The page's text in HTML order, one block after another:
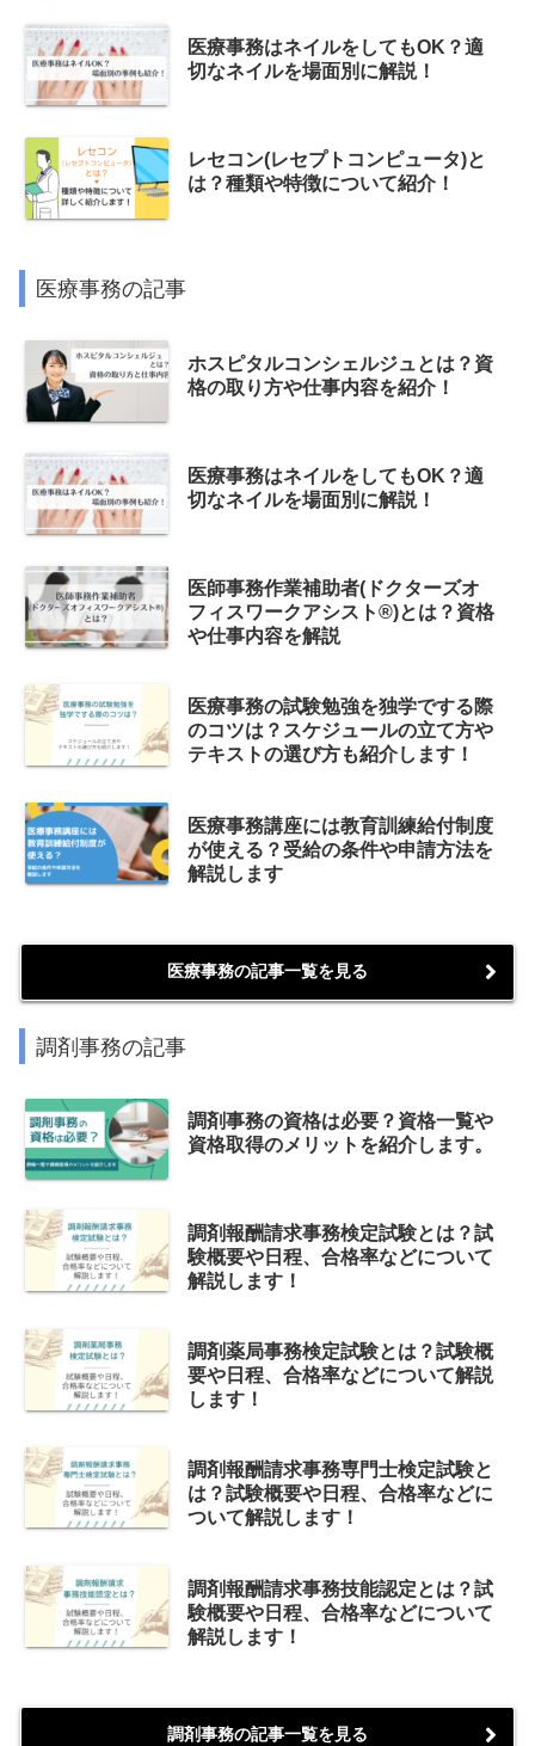
医療事務はネイルをしてもOK？適
切なネイルを場面別に解説！
レセコン(レセプトコンピュータ)と
は？種類や特徴について紹介！
医療事務の記事
ホスピタルコンシェルジュとは？資
格の取り方や仕事内容を紹介！
医療事務はネイルをしてもOK？適
切なネイルを場面別に解説！
医師事務作業補助者(ドクターズオ
フィスワークアシスト®)とは？資格
や仕事内容を解説
医療事務の試験勉強を独学でする際
のコツは？スケジュールの立て方や
テキストの選び方も紹介します！
医療事務講座には教育訓練給付制度
が使える？受給の条件や申請方法を
解説します
医療事務の記事一覧を見る
調剤事務の記事
調剤事務の資格は必要？資格一覧や
資格取得のメリットを紹介します。
調剤報酬請求事務検定試験とは？試
験概要や日程、合格率などについて
解説します！
調剤薬局事務検定試験とは？試験概
要や日程、合格率などについて解説
します！
調剤報酬請求事務専門士検定試験と
は？試験概要や日程、合格率などに
ついて解説します！
調剤報酬請求事務技能認定とは？試
験概要や日程、合格率などについて
解説します！
調剤事務の記事一覧を見る